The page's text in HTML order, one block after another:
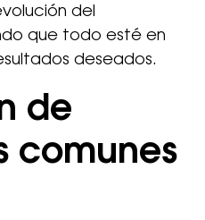
del
que todo esté en
deseados.
de
comunes